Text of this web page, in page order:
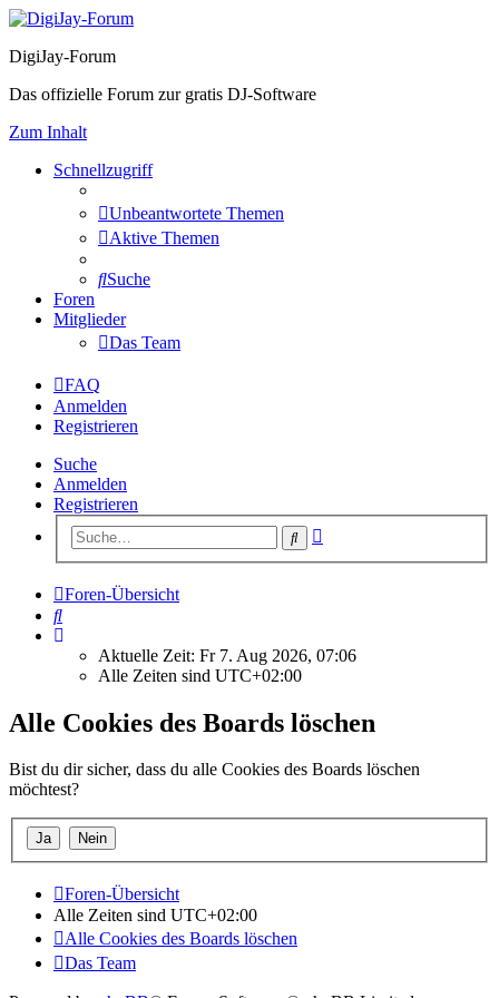
DigiJay-Forum
Das offizielle Forum zur gratis DJ-Software
Zum Inhalt
Schnellzugriff
Unbeantwortete Themen
Aktive Themen
Suche
Foren
Mitglieder
Das Team
FAQ
Anmelden
Registrieren
Suche
Anmelden
Registrieren
Suche
Foren-Übersicht
Suche
Aktuelle Zeit: Fr 7. Aug 2026, 07:06
Alle Zeiten sind UTC+02:00
Alle Cookies des Boards löschen
Bist du dir sicher, dass du alle Cookies des Boards löschen
möchtest?
Foren-Übersicht
Alle Zeiten sind UTC+02:00
Alle Cookies des Boards löschen
Das Team